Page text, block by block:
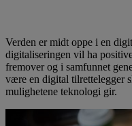
Verden er midt oppe i en
digitaliseringen vil ha
fremover og i samfunnet
være en digital tilrettelegger
mulighetene teknologi gir.